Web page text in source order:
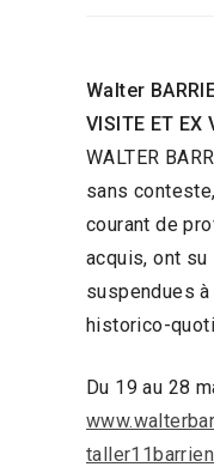
Walter
VISITE ET EX
WALTER
sans
courant de
acquis, ont
suspendues
historico-
Du 19 au 28